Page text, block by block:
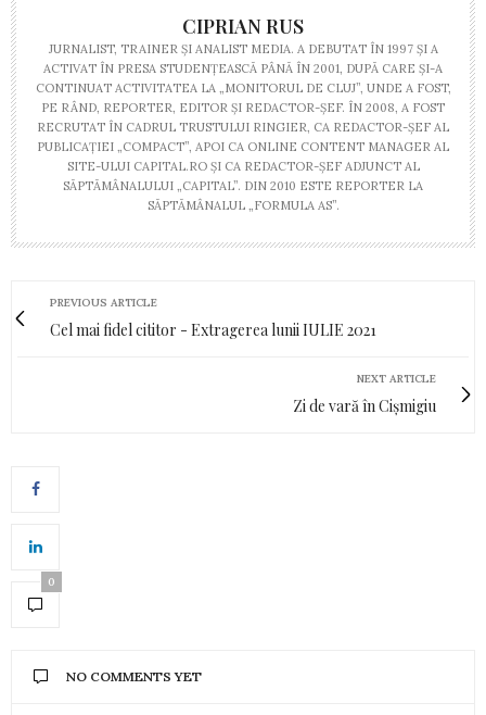
CIPRIAN RUS
JURNALIST, TRAINER ŞI ANALIST MEDIA. A DEBUTAT ÎN 1997 ŞI A
ACTIVAT ÎN PRESA STUDENŢEASCĂ PÂNĂ ÎN 2001, DUPĂ CARE ŞI-A
CONTINUAT ACTIVITATEA LA „MONITORUL DE CLUJ”, UNDE A FOST,
PE RÂND, REPORTER, EDITOR ŞI REDACTOR-ŞEF. ÎN 2008, A FOST
RECRUTAT ÎN CADRUL TRUSTULUI RINGIER, CA REDACTOR-ŞEF AL
PUBLICAŢIEI „COMPACT”, APOI CA ONLINE CONTENT MANAGER AL
SITE-ULUI CAPITAL.RO ŞI CA REDACTOR-ŞEF ADJUNCT AL
SĂPTĂMÂNALULUI „CAPITAL”. DIN 2010 ESTE REPORTER LA
SĂPTĂMÂNALUL „FORMULA AS”.
PREVIOUS ARTICLE
Cel mai fidel cititor - Extragerea lunii IULIE 2021
NEXT ARTICLE
Zi de vară în Cișmigiu
0
NO COMMENTS YET